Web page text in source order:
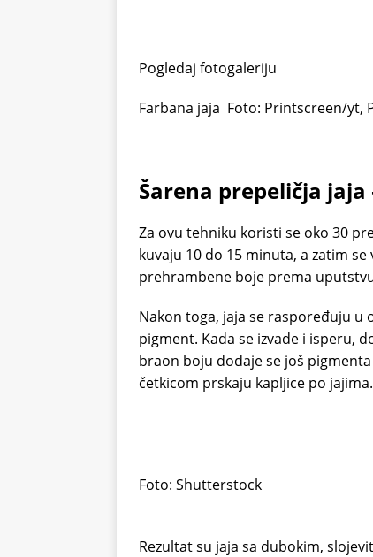
Pogledaj fotogaleriju
Farbana jaja Foto: Printscreen/yt,
Šarena prepeličja
Za ovu tehniku koristi se oko 30
kuvaju 10 do 15 minuta, a zatim
prehrambene boje prema
Nakon toga, jaja se raspoređuju
pigment. Kada se izvade i isperu,
braon boju dodaje se još
četkicom prskaju kapljice po jajima.
Foto: Shutterstock
Rezultat su jaja sa dubokim,